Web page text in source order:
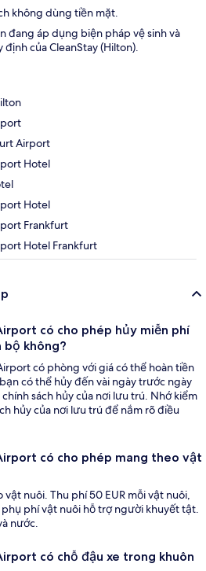
không dùng tiền mặt.
đang áp dụng biện pháp vệ sinh và
của CleanStay (Hilton).
Airport
Hotel
Hotel
Frankfurt
Hotel Frankfurt
có cho phép hủy miễn phí
bộ không?
có phòng với giá có thể hoàn tiền
có thể hủy đến vài ngày trước ngày
sách hủy của nơi lưu trú. Nhớ kiểm
hủy của nơi lưu trú để nắm rõ điều
có cho phép mang theo vật
nuôi. Thu phí 50 EUR mỗi vật nuôi,
phí vật nuôi hỗ trợ người khuyết tật.
nước.
có chỗ đậu xe trong khuôn